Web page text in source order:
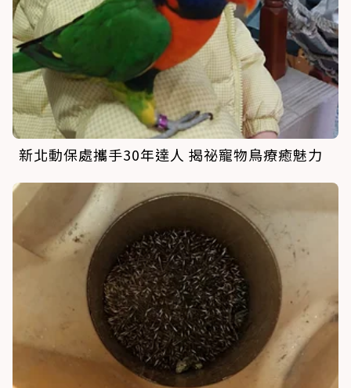
新北動保處攜手30年達人 揭祕寵物鳥療癒魅力